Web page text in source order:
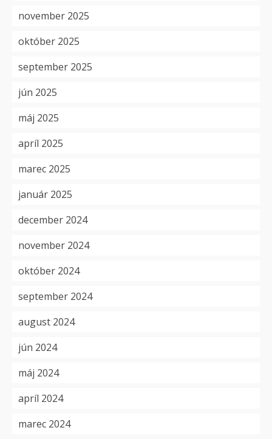
november 2025
október 2025
september 2025
jún 2025
máj 2025
apríl 2025
marec 2025
január 2025
december 2024
november 2024
október 2024
september 2024
august 2024
jún 2024
máj 2024
apríl 2024
marec 2024